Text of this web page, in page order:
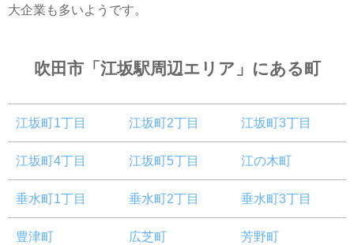
大企業も多いようです。
吹田市「江坂駅周辺エリア」にある町
江坂町1丁目 江坂町2丁目 江坂町3丁目
江坂町4丁目 江坂町5丁目 江の木町
垂水町1丁目 垂水町2丁目 垂水町3丁目
豊津町 広芝町 芳野町